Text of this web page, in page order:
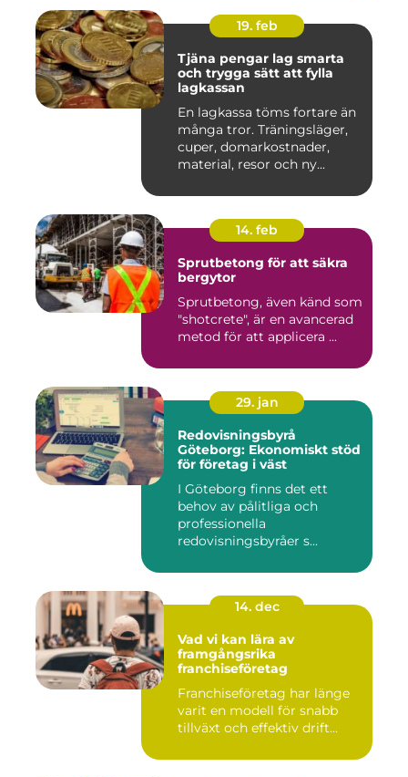
19. feb
Tjäna pengar lag smarta
och trygga sätt att fylla
lagkassan
En lagkassa töms fortare än
många tror. Träningsläger,
cuper, domarkostnader,
material, resor och ny...
14. feb
Sprutbetong för att säkra
bergytor
Sprutbetong, även känd som
"shotcrete", är en avancerad
metod för att applicera ...
29. jan
Redovisningsbyrå
Göteborg: Ekonomiskt stöd
för företag i väst
I Göteborg finns det ett
behov av pålitliga och
professionella
redovisningsbyråer s...
14. dec
Vad vi kan lära av
framgångsrika
franchiseföretag
Franchiseföretag har länge
varit en modell för snabb
tillväxt och effektiv drift...